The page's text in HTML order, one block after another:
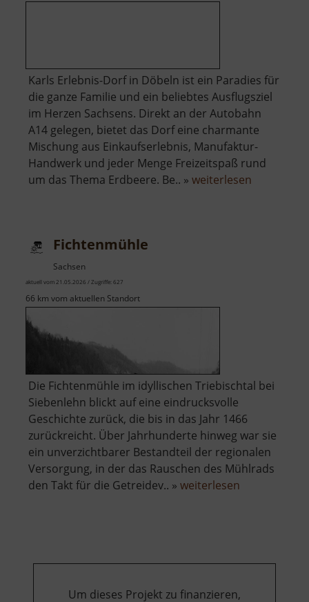
Karls Erlebnis-Dorf in Döbeln ist ein Paradies für
die ganze Familie und ein beliebtes Ausflugsziel
im Herzen Sachsens. Direkt an der Autobahn
A14 gelegen, bietet das Dorf eine charmante
Mischung aus Einkaufserlebnis, Manufaktur-
Handwerk und jeder Menge Freizeitspaß rund
um das Thema Erdbeere. Be.. » weiterlesen
Fichtenmühle
Sachsen
aktuell vom 21.05.2026 / Zugriffe: 627
66 km vom aktuellen Standort
Die Fichtenmühle im idyllischen Triebischtal bei
Siebenlehn blickt auf eine eindrucksvolle
Geschichte zurück, die bis in das Jahr 1466
zurückreicht. Über Jahrhunderte hinweg war sie
ein unverzichtbarer Bestandteil der regionalen
Versorgung, in der das Rauschen des Mühlrads
den Takt für die Getreidev.. » weiterlesen
Um dieses Projekt zu finanzieren,